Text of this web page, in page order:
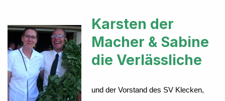
Karsten der
Macher & Sabine
die Verlässliche
und der Vorstand des SV Klecken,